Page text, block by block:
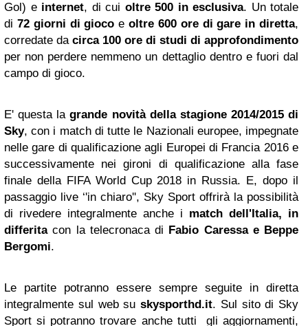
Gol) e internet, di cui oltre 500 in esclusiva. Un totale
di 72 giorni di gioco eoltre 600 ore di gare in diretta,
corredate da circa 100 ore di studi di approfondimento
per non perdere nemmeno un dettaglio dentro e fuori dal
campo di gioco.
E' questa lagrande novità della stagione 2014/2015 di
Sky, con i match di tutte le Nazionali europee, impegnate
nelle gare di qualificazione agli Europei di Francia 2016 e
successivamente nei gironi di qualificazione alla fase
finale della FIFA World Cup 2018 in Russia. E, dopo il
passaggio live ‘'in chiaro'', Sky Sport offrirà la possibilità
di rivedere integralmente anche i match dell'Italia, in
differitacon la telecronaca di Fabio Caressa e Beppe
Bergomi.
Le partite potranno essere sempre seguite in diretta
integralmente sul web su skysporthd.it. Sul sito di Sky
Sport si potranno trovare anche tutti gli aggiornamenti,